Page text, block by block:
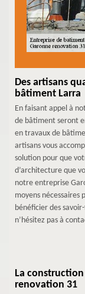
Des artisans
bâtiment Larra
En faisant appel à
de bâtiment seront
en travaux de
artisans vous
solution pour que
d’architecture que
notre entreprise
moyens nécessaires
bénéficier des
n’hésitez pas à
La
renovation 31